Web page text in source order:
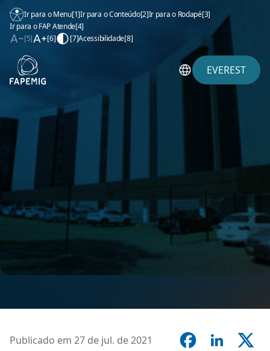
Ir para o Menu[1]Ir para o Conteúdo[2]Ir para o Rodapé[3]
Ir para o FAP Atende[4]
[5]
[6] [7]Acessibilidade[8]
EVEREST
Publicado em 27 de jul. de 2021